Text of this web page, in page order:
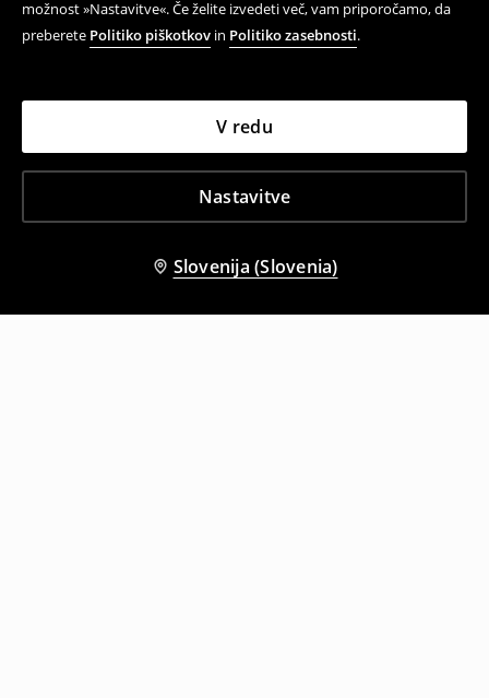
možnost »Nastavitve«. Če želite izvedeti več, vam priporočamo, da
preberete Politiko piškotkov in Politiko zasebnosti.
Nastavitve
V redu
Slovenija (Slovenia)